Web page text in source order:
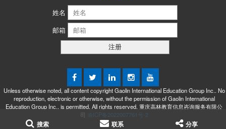
教育资源，
将圣玛丽高
中完善的课
的教学资源
相融合，实
现教学管
入中国标准
课程，两国
课程内容相
辅相成。中
认，全部课
程考试合格
后学生可同
时获得郑州
搜索 联系 分享
姓名
邮箱
Unless otherwise noted, all content copyright Gaolin International Education Group Inc.. No
reproduction, electronic or otherwise, without the permission of Gaolin International
Education Group Inc.. is permitted. All rights reserved. 重庆高林教育信息咨询服务有限公
司 渝ICP备2022007761号-2